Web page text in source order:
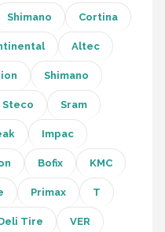
Shimano Cortina
Altec
Shimano
Steco Sram
Impac
Bofix KMC
Primax T
Tire VER